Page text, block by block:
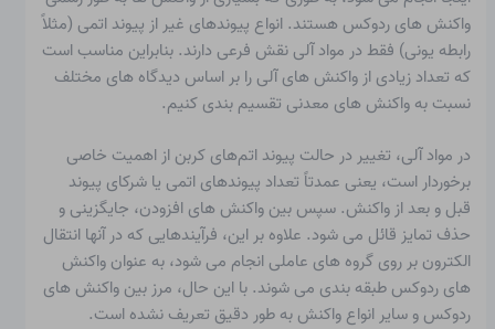
واکنش های ردوکس هستند. انواع پیوندهای غیر از پیوند اتمی (مثلاً
رابطه یونی) فقط در مواد آلی نقش فرعی دارند. بنابراین مناسب است
که تعداد زیادی از واکنش های آلی را بر اساس دیدگاه های مختلف
نسبت به واکنش های معدنی تقسیم بندی کنیم.
در مواد آلی، تغییر در حالت پیوند اتم‌های کربن از اهمیت خاصی
برخوردار است، یعنی عمدتاً تعداد پیوندهای اتمی یا شرکای پیوند
قبل و بعد از واکنش. سپس بین واکنش های افزودن، جایگزینی و
حذف تمایز قائل می شود. علاوه بر این، فرآیندهایی که در آنها انتقال
الکترون بر روی گروه های عاملی انجام می شود، به عنوان واکنش
های ردوکس طبقه بندی می شوند. با این حال، مرز بین واکنش های
ردوکس و سایر انواع واکنش به طور دقیق تعریف نشده است.